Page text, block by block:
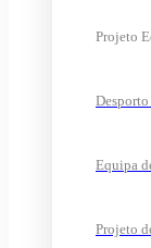
Projeto
Equipa
Projeto